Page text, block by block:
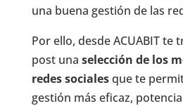
una buena gestión de las
Por ello, desde ACUABIT te
post una selección de los
redes socialesque te
gestión más eficaz,